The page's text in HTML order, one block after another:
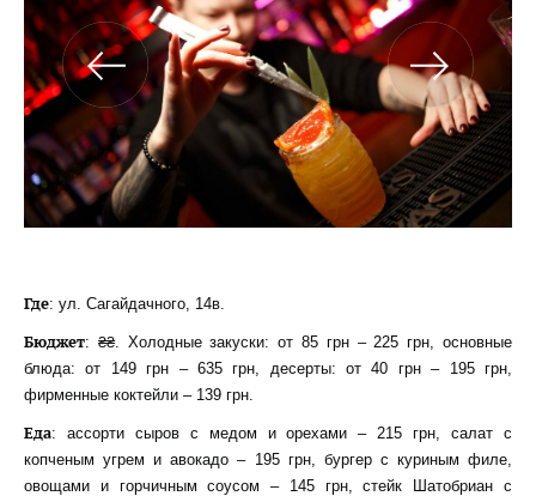
Где: ул. Сагайдачного, 14в.
Бюджет: ₴₴. Холодные закуски: от 85 грн – 225 грн, основные
блюда: от 149 грн – 635 грн, десерты: от 40 грн – 195 грн,
фирменные коктейли – 139 грн.
Еда: ассорти сыров с медом и орехами – 215 грн, салат с
копченым угрем и авокадо – 195 грн, бургер с куриным филе,
овощами и горчичным соусом – 145 грн, стейк Шатобриан с